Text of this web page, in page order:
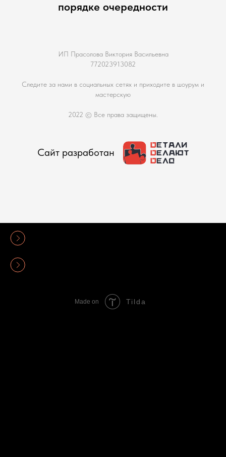
порядке очередности
ИП Прасолова Виктория Васильевна
772023913082
Следите за нами в социальных сетях и приходите в шоурум и
мастерскую
2022 © Все права защищены.
Сайт разработан
Made on Tilda